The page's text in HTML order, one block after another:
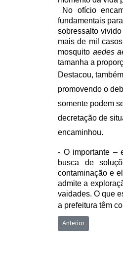
No ofício
fundamentais
sobressalto
mais de mil
mosquito aedes
tamanha a
Destacou,
promovendo o
somente podem
decretação de
encaminhou.
- O importante –
busca de
contaminação e
admite a
vaidades. O que
a prefeitura têm
Artigo anterior:
Anterior